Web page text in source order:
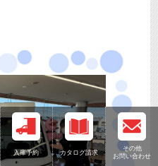
入庫予約 カタログ請求
その他
お問い合わせ